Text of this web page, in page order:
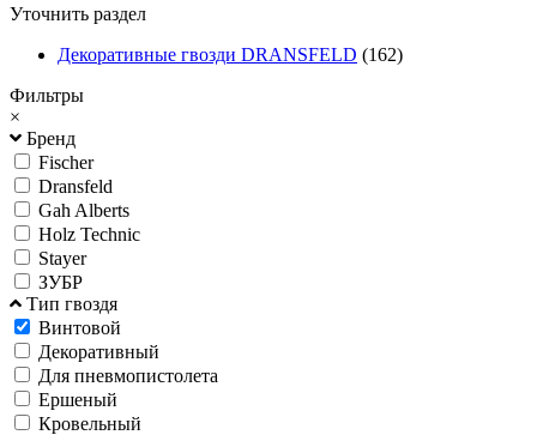
Уточнить раздел
Декоративные гвозди DRANSFELD (162)
Фильтры
×
Бренд
Fischer
Dransfeld
Gah Alberts
Holz Technic
Stayer
ЗУБР
Тип гвоздя
Винтовой
Декоративный
Для пневмопистолета
Ершеный
Кровельный